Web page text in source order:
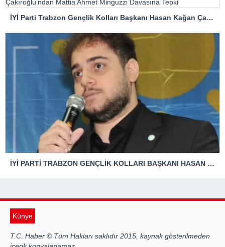
İYİ Parti Trabzon Gençlik Kolları Başkanı Hasan Kağan Çakıroğlu’ndan Mattia Ahmet Minguzzi Davasına Tepki
İYİ PARTİ TRABZON GENÇLİK KOLLARI BAŞKANI HASAN KAĞAN ÇAKIROĞLU’NDAN TBMM BAŞKANI’NA ÇOK SERT TEPKİ: “ANAYASAL SUÇ İŞLENMİŞTİR!”
Künye
T.C. Haber © Tüm Hakları saklıdır 2015, kaynak gösterilmeden